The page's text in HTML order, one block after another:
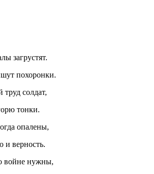
загрустят.
похоронки.
солдат,
тонки.
опалены,
верность.
войне нужны,